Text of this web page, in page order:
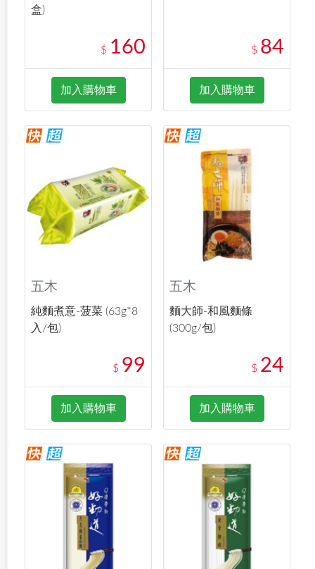
盒)
$ 160
加入購物車
$ 84
加入購物車
五木
純麵煮意-菠菜 (63g*8
入/包)
$ 99
加入購物車
五木
麵大師-和風麵條
(300g/包)
$ 24
加入購物車